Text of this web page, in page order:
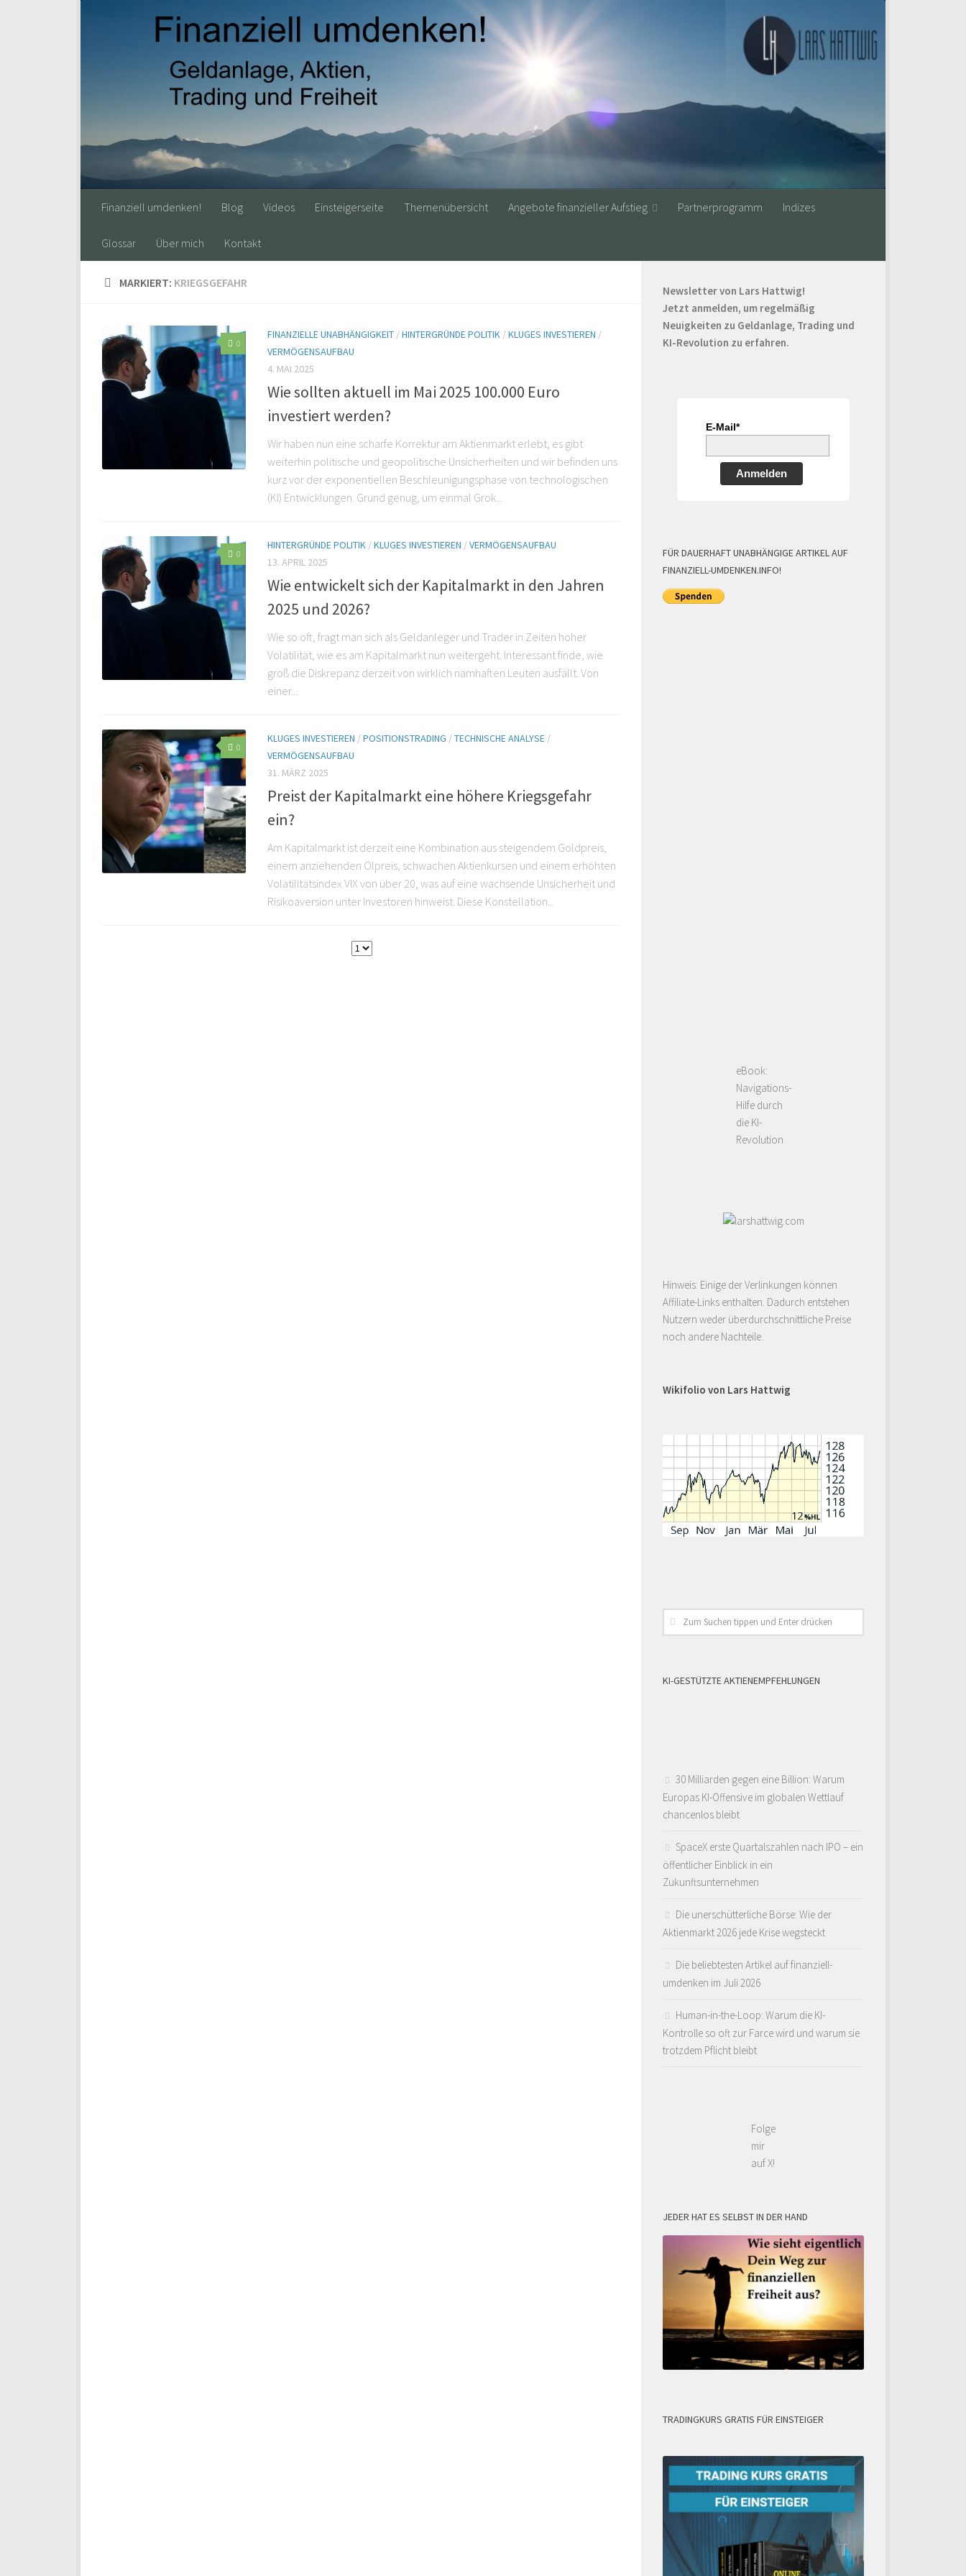
Finanziell umdenken! Blog Videos Einsteigerseite Themenübersicht Angebote finanzieller Aufstieg Partnerprogramm Indizes
Glossar Über mich Kontakt
MARKIERT: KRIEGSGEFAHR
0
FINANZIELLE UNABHÄNGIGKEIT /HINTERGRÜNDE POLITIK /KLUGES INVESTIEREN /
VERMÖGENSAUFBAU
4. MAI 2025
Wie sollten aktuell im Mai 2025 100.000 Euro
investiert werden?
Wir haben nun eine scharfe Korrektur am Aktienmarkt erlebt, es gibt
weiterhin politische und geopolitische Unsicherheiten und wir befinden uns
kurz vor der exponentiellen Beschleunigungsphase von technologischen
(KI) Entwicklungen. Grund genug, um einmal Grok...
0
HINTERGRÜNDE POLITIK /KLUGES INVESTIEREN /VERMÖGENSAUFBAU
13. APRIL 2025
Wie entwickelt sich der Kapitalmarkt in den Jahren
2025 und 2026?
Wie so oft, fragt man sich als Geldanleger und Trader in Zeiten hoher
Volatilität, wie es am Kapitalmarkt nun weitergeht. Interessant finde, wie
groß die Diskrepanz derzeit von wirklich namhaften Leuten ausfällt. Von
einer...
0
KLUGES INVESTIEREN /POSITIONSTRADING /TECHNISCHE ANALYSE /
VERMÖGENSAUFBAU
31. MÄRZ 2025
Preist der Kapitalmarkt eine höhere Kriegsgefahr
ein?
Am Kapitalmarkt ist derzeit eine Kombination aus steigendem Goldpreis,
einem anziehenden Ölpreis, schwachen Aktienkursen und einem erhöhten
Volatilitätsindex VIX von über 20, was auf eine wachsende Unsicherheit und
Risikoaversion unter Investoren hinweist. Diese Konstellation...
Newsletter von Lars Hattwig!
Jetzt anmelden, um regelmäßig
Neuigkeiten zu Geldanlage, Trading und
KI-Revolution zu erfahren.
E-Mail*
Anmelden
FÜR DAUERHAFT UNABHÄNGIGE ARTIKEL AUF
FINANZIELL-UMDENKEN.INFO!
eBook:
Navigations-
Hilfe durch
die KI-
Revolution
Hinweis: Einige der Verlinkungen können
Affiliate-Links enthalten. Dadurch entstehen
Nutzern weder überdurchschnittliche Preise
noch andere Nachteile.
Wikifolio von Lars Hattwig
KI-GESTÜTZTE AKTIENEMPFEHLUNGEN
30 Milliarden gegen eine Billion: Warum
Europas KI-Offensive im globalen Wettlauf
chancenlos bleibt
SpaceX erste Quartalszahlen nach IPO – ein
öffentlicher Einblick in ein
Zukunftsunternehmen
Die unerschütterliche Börse: Wie der
Aktienmarkt 2026 jede Krise wegsteckt
Die beliebtesten Artikel auf finanziell-
umdenken im Juli 2026
Human-in-the-Loop: Warum die KI-
Kontrolle so oft zur Farce wird und warum sie
trotzdem Pflicht bleibt
Folge
mir
auf X!
JEDER HAT ES SELBST IN DER HAND
TRADINGKURS GRATIS FÜR EINSTEIGER